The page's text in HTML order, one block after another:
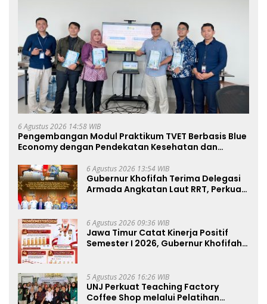
6 Agustus 2026 14:58 WIB
Pengembangan Modul Praktikum TVET Berbasis Blue
Economy dengan Pendekatan Kesehatan dan
Pencapaian SDGs6 Agustus 2026 13:54 WIB
Gubernur Khofifah Terima Delegasi
Armada Angkatan Laut RRT, Perkuat
6 Agustus 2026 09:36 WIB
Jawa Timur Catat Kinerja Positif
Semester I 2026, Gubernur Khofifah:
5 Agustus 2026 16:26 WIB
UNJ Perkuat Teaching Factory
Coffee Shop melalui Pelatihan